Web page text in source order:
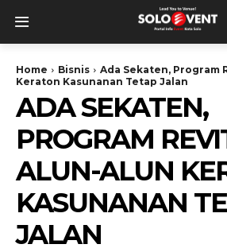
Home Bisnis
Ada Sekaten, Program
Keraton Kasunanan Tetap Jalan
ADA SEKATEN,
PROGRAM
ALUN-ALUN
KASUNANAN
JALAN